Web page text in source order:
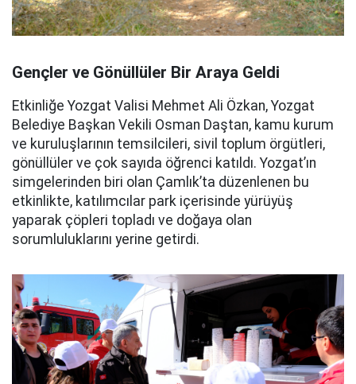
Gençler ve Gönüllüler Bir Araya Geldi
Etkinliğe Yozgat Valisi Mehmet Ali Özkan, Yozgat
Belediye Başkan Vekili Osman Daştan, kamu kurum
ve kuruluşlarının temsilcileri, sivil toplum örgütleri,
gönüllüler ve çok sayıda öğrenci katıldı. Yozgat’ın
simgelerinden biri olan Çamlık’ta düzenlenen bu
etkinlikte, katılımcılar park içerisinde yürüyüş
yaparak çöpleri topladı ve doğaya olan
sorumluluklarını yerine getirdi.